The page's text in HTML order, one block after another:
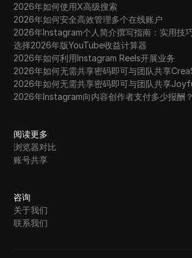
2026年如何使用X高级搜索
2026年如何安全高效管理多个在线账户
2026年Instagram个人简介撰写指南：实用技
选择2026年版YouTube收益计算器
2026年如何利用Instagram Reels开展业务
2026年如何无需共享密码即可与团队共享
2026年如何无需共享密码即可与团队共享
2026年Instagram向内容创作者支付多少报酬？
阅读更多
浏览器对比
账号共享
咨询
关于我们
联系我们